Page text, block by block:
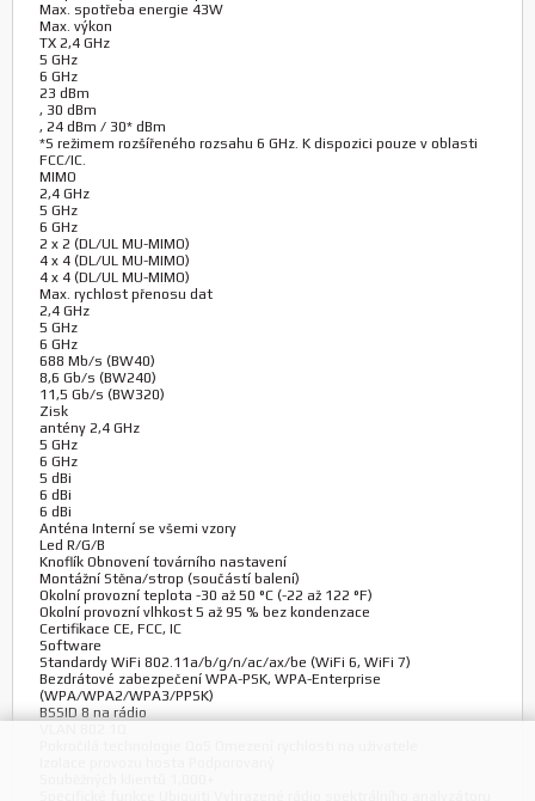
Max. spotřeba energie 43W
Max. výkon
TX 2,4 GHz
5 GHz
6 GHz
23 dBm
, 30 dBm
, 24 dBm / 30* dBm
*S režimem rozšířeného rozsahu 6 GHz. K dispozici pouze v oblasti
FCC/IC.
MIMO
2,4 GHz
5 GHz
6 GHz
2 x 2 (DL/UL MU-MIMO)
4 x 4 (DL/UL MU-MIMO)
4 x 4 (DL/UL MU-MIMO)
Max. rychlost přenosu dat
2,4 GHz
5 GHz
6 GHz
688 Mb/s (BW40)
8,6 Gb/s (BW240)
11,5 Gb/s (BW320)
Zisk
antény 2,4 GHz
5 GHz
6 GHz
5 dBi
6 dBi
6 dBi
Anténa Interní se všemi vzory
Led R/G/B
Knoflík Obnovení továrního nastavení
Montážní Stěna/strop (součástí balení)
Okolní provozní teplota -30 až 50 °C (-22 až 122 °F)
Okolní provozní vlhkost 5 až 95 % bez kondenzace
Certifikace CE, FCC, IC
Software
Standardy WiFi 802.11a/b/g/n/ac/ax/be (WiFi 6, WiFi 7)
Bezdrátové zabezpečení WPA-PSK, WPA-Enterprise
(WPA/WPA2/WPA3/PPSK)
BSSID 8 na rádio